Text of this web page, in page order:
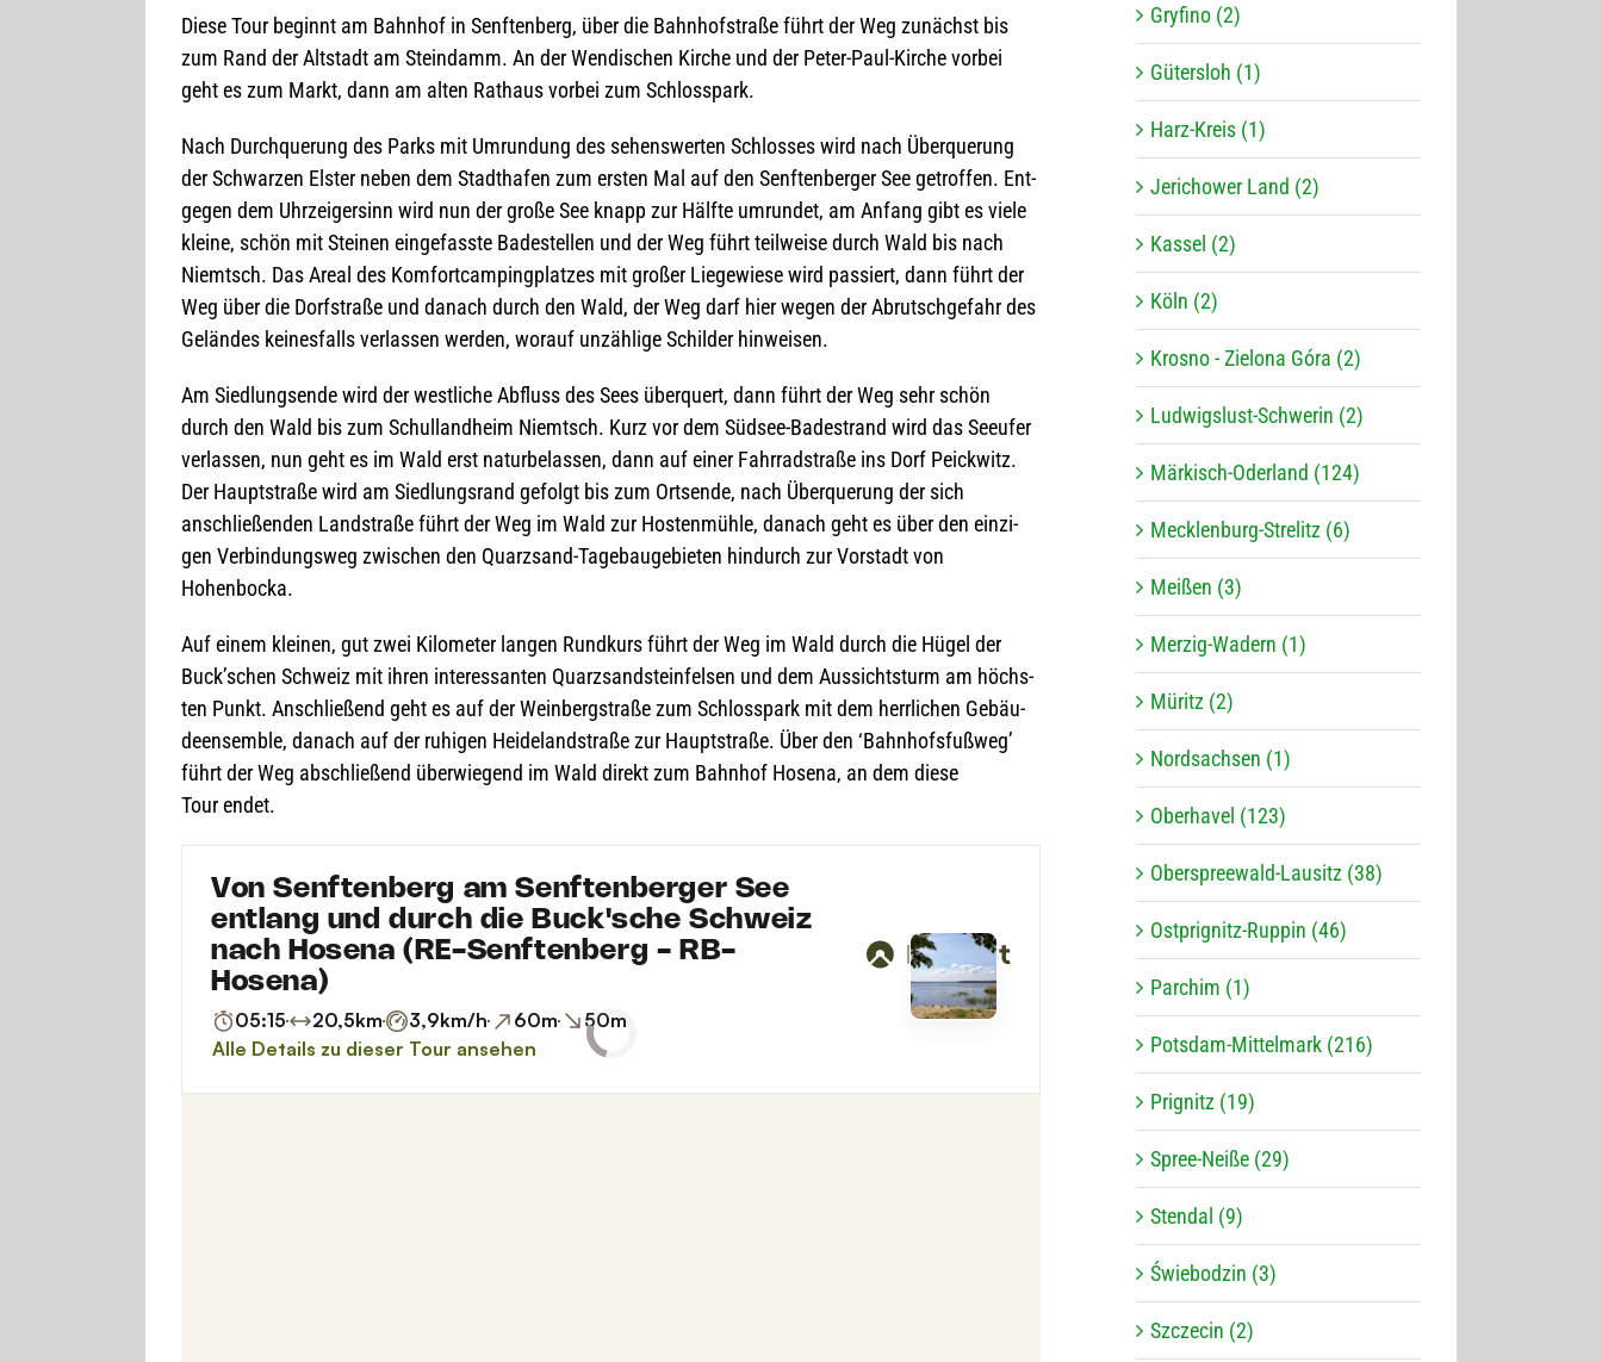
Diese Tour beginnt am Bahn­hof in Senf­ten­berg, über die Bahn­hof­straße führt der Weg zunächst bis
zum Rand der Alt­stadt am Stein­damm. An der Wen­di­schen Kir­che und der Peter-Paul-Kir­che vor­bei
geht es zum Markt, dann am alten Rat­haus vor­bei zum Schlosspark.
Nach Durch­que­rung des Parks mit Umrun­dung des sehens­wer­ten Schlos­ses wird nach Über­que­rung
der Schwar­zen Els­ter neben dem Stadt­ha­fen zum ers­ten Mal auf den Senf­ten­ber­ger See getrof­fen. Ent­
ge­gen dem Uhr­zei­ger­sinn wird nun der große See knapp zur Hälfte umrun­det, am Anfang gibt es viele
kleine, schön mit Stei­nen ein­ge­fasste Bade­stel­len und der Weg führt teil­weise durch Wald bis nach
Niemt­sch. Das Areal des Kom­fort­cam­ping­plat­zes mit gro­ßer Lie­ge­wiese wird pas­siert, dann führt der
Weg über die Dorf­straße und danach durch den Wald, der Weg darf hier wegen der Abrutsch­ge­fahr des
Gelän­des kei­nes­falls ver­las­sen wer­den, wor­auf unzäh­lige Schil­der hinweisen.
Am Sied­lungs­ende wird der west­li­che Abfluss des Sees über­quert, dann führt der Weg sehr schön
durch den Wald bis zum Schul­land­heim Niemt­sch. Kurz vor dem Süd­see-Bade­strand wird das See­ufer
ver­las­sen, nun geht es im Wald erst natur­be­las­sen, dann auf einer Fahr­rad­straße ins Dorf Peick­witz.
Der Haupt­straße wird am Sied­lungs­rand gefolgt bis zum Orts­ende, nach Über­que­rung der sich
anschlie­ßen­den Land­straße führt der Weg im Wald zur Hos­ten­mühle, danach geht es über den ein­zi­
gen Ver­bin­dungs­weg zwi­schen den Quarz­sand-Tage­bau­ge­bie­ten hin­durch zur Vor­stadt von
Hohenbocka.
Auf einem klei­nen, gut zwei Kilo­me­ter lan­gen Rund­kurs führt der Weg im Wald durch die Hügel der
Buck’schen Schweiz mit ihren inter­es­san­ten Quarz­sand­stein­fel­sen und dem Aus­sichts­turm am höchs­
ten Punkt. Anschlie­ßend geht es auf der Wein­berg­straße zum Schloss­park mit dem herr­li­chen Gebäu­
de­en­sem­ble, danach auf der ruhi­gen Hei­de­land­straße zur Haupt­straße. Über den ‘Bahn­hofs­fuß­weg’
führt der Weg abschlie­ßend über­wie­gend im Wald direkt zum Bahn­hof Hosena, an dem diese
Tour endet.
Gryfino (2)
Gütersloh (1)
Harz-Kreis (1)
Jerichower Land (2)
Kassel (2)
Köln (2)
Krosno - Zielona Góra (2)
Ludwigslust-Schwerin (2)
Märkisch-Oderland (124)
Mecklenburg-Strelitz (6)
Meißen (3)
Merzig-Wadern (1)
Müritz (2)
Nordsachsen (1)
Oberhavel (123)
Oberspreewald-Lausitz (38)
Ostprignitz-Ruppin (46)
Parchim (1)
Potsdam-Mittelmark (216)
Prignitz (19)
Spree-Neiße (29)
Stendal (9)
Świebodzin (3)
Szczecin (2)